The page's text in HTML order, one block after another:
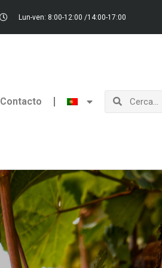
Lun-ven: 8:00-12:00 /14:00-17:00
Contacto Procurar
Procurar